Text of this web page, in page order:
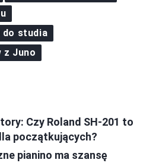
do studia
z Juno
Czy Roland SH-201 to
początkujących?
pianino ma szansę